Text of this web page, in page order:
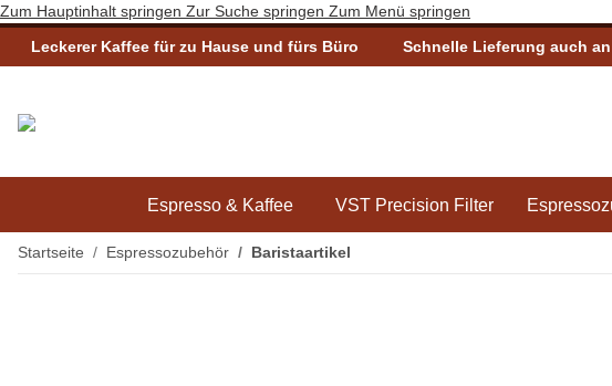
Zum Hauptinhalt springen Zur Suche springen Zum Menü springen
Leckerer Kaffee für zu Hause und fürs Büro
Schnelle Lieferung auch
Espresso & Kaffee VST Precision Filter
Startseite Espressozubehör Baristaartikel